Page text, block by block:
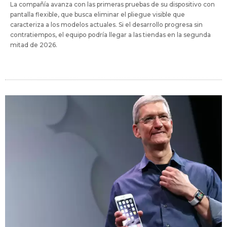
La compañía avanza con las primeras pruebas de su dispositivo con
pantalla flexible, que busca eliminar el pliegue visible que
caracteriza a los modelos actuales. Si el desarrollo progresa sin
contratiempos, el equipo podría llegar a las tiendas en la segunda
mitad de 2026.